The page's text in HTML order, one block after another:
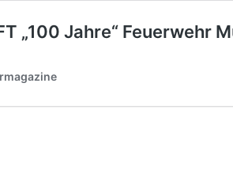
„100 Jahre“ Feuerwehr